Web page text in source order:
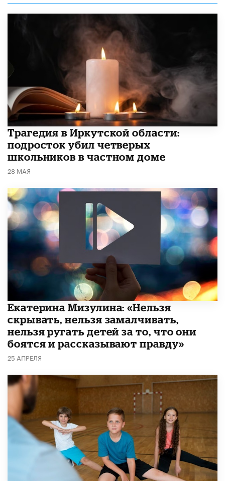
Трагедия в Иркутской области:
подросток убил четверых
школьников в частном доме
28 МАЯ
Екатерина Мизулина: «Нельзя
скрывать, нельзя замалчивать,
нельзя ругать детей за то, что они
боятся и рассказывают правду»
25 АПРЕЛЯ